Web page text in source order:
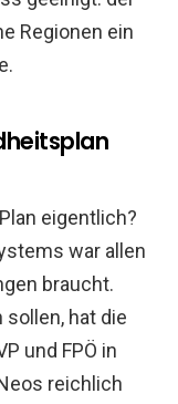
Regionen ein
eigentlich?
war allen
braucht.
sollen, hat die
und FPÖ in
reichlich